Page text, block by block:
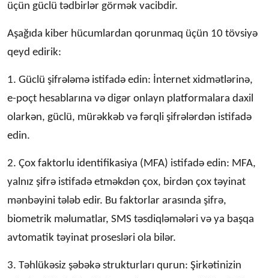
üçün güclü tədbirlər görmək vacibdir.
Aşağıda kiber hücumlardan qorunmaq üçün 10 tövsiyə
qeyd edirik:
1. Güclü şifrələmə istifadə edin: İnternet xidmətlərinə,
e-poçt hesablarına və digər onlayn platformalara daxil
olarkən, güclü, mürəkkəb və fərqli şifrələrdən istifadə
edin.
2. Çox faktorlu identifikasiya (MFA) istifadə edin: MFA,
yalnız şifrə istifadə etməkdən çox, birdən çox təyinat
mənbəyini tələb edir. Bu faktorlar arasında şifrə,
biometrik məlumatlar, SMS təsdiqləmələri və ya başqa
avtomatik təyinat prosesləri ola bilər.
3. Təhlükəsiz şəbəkə strukturları qurun: Şirkətinizin